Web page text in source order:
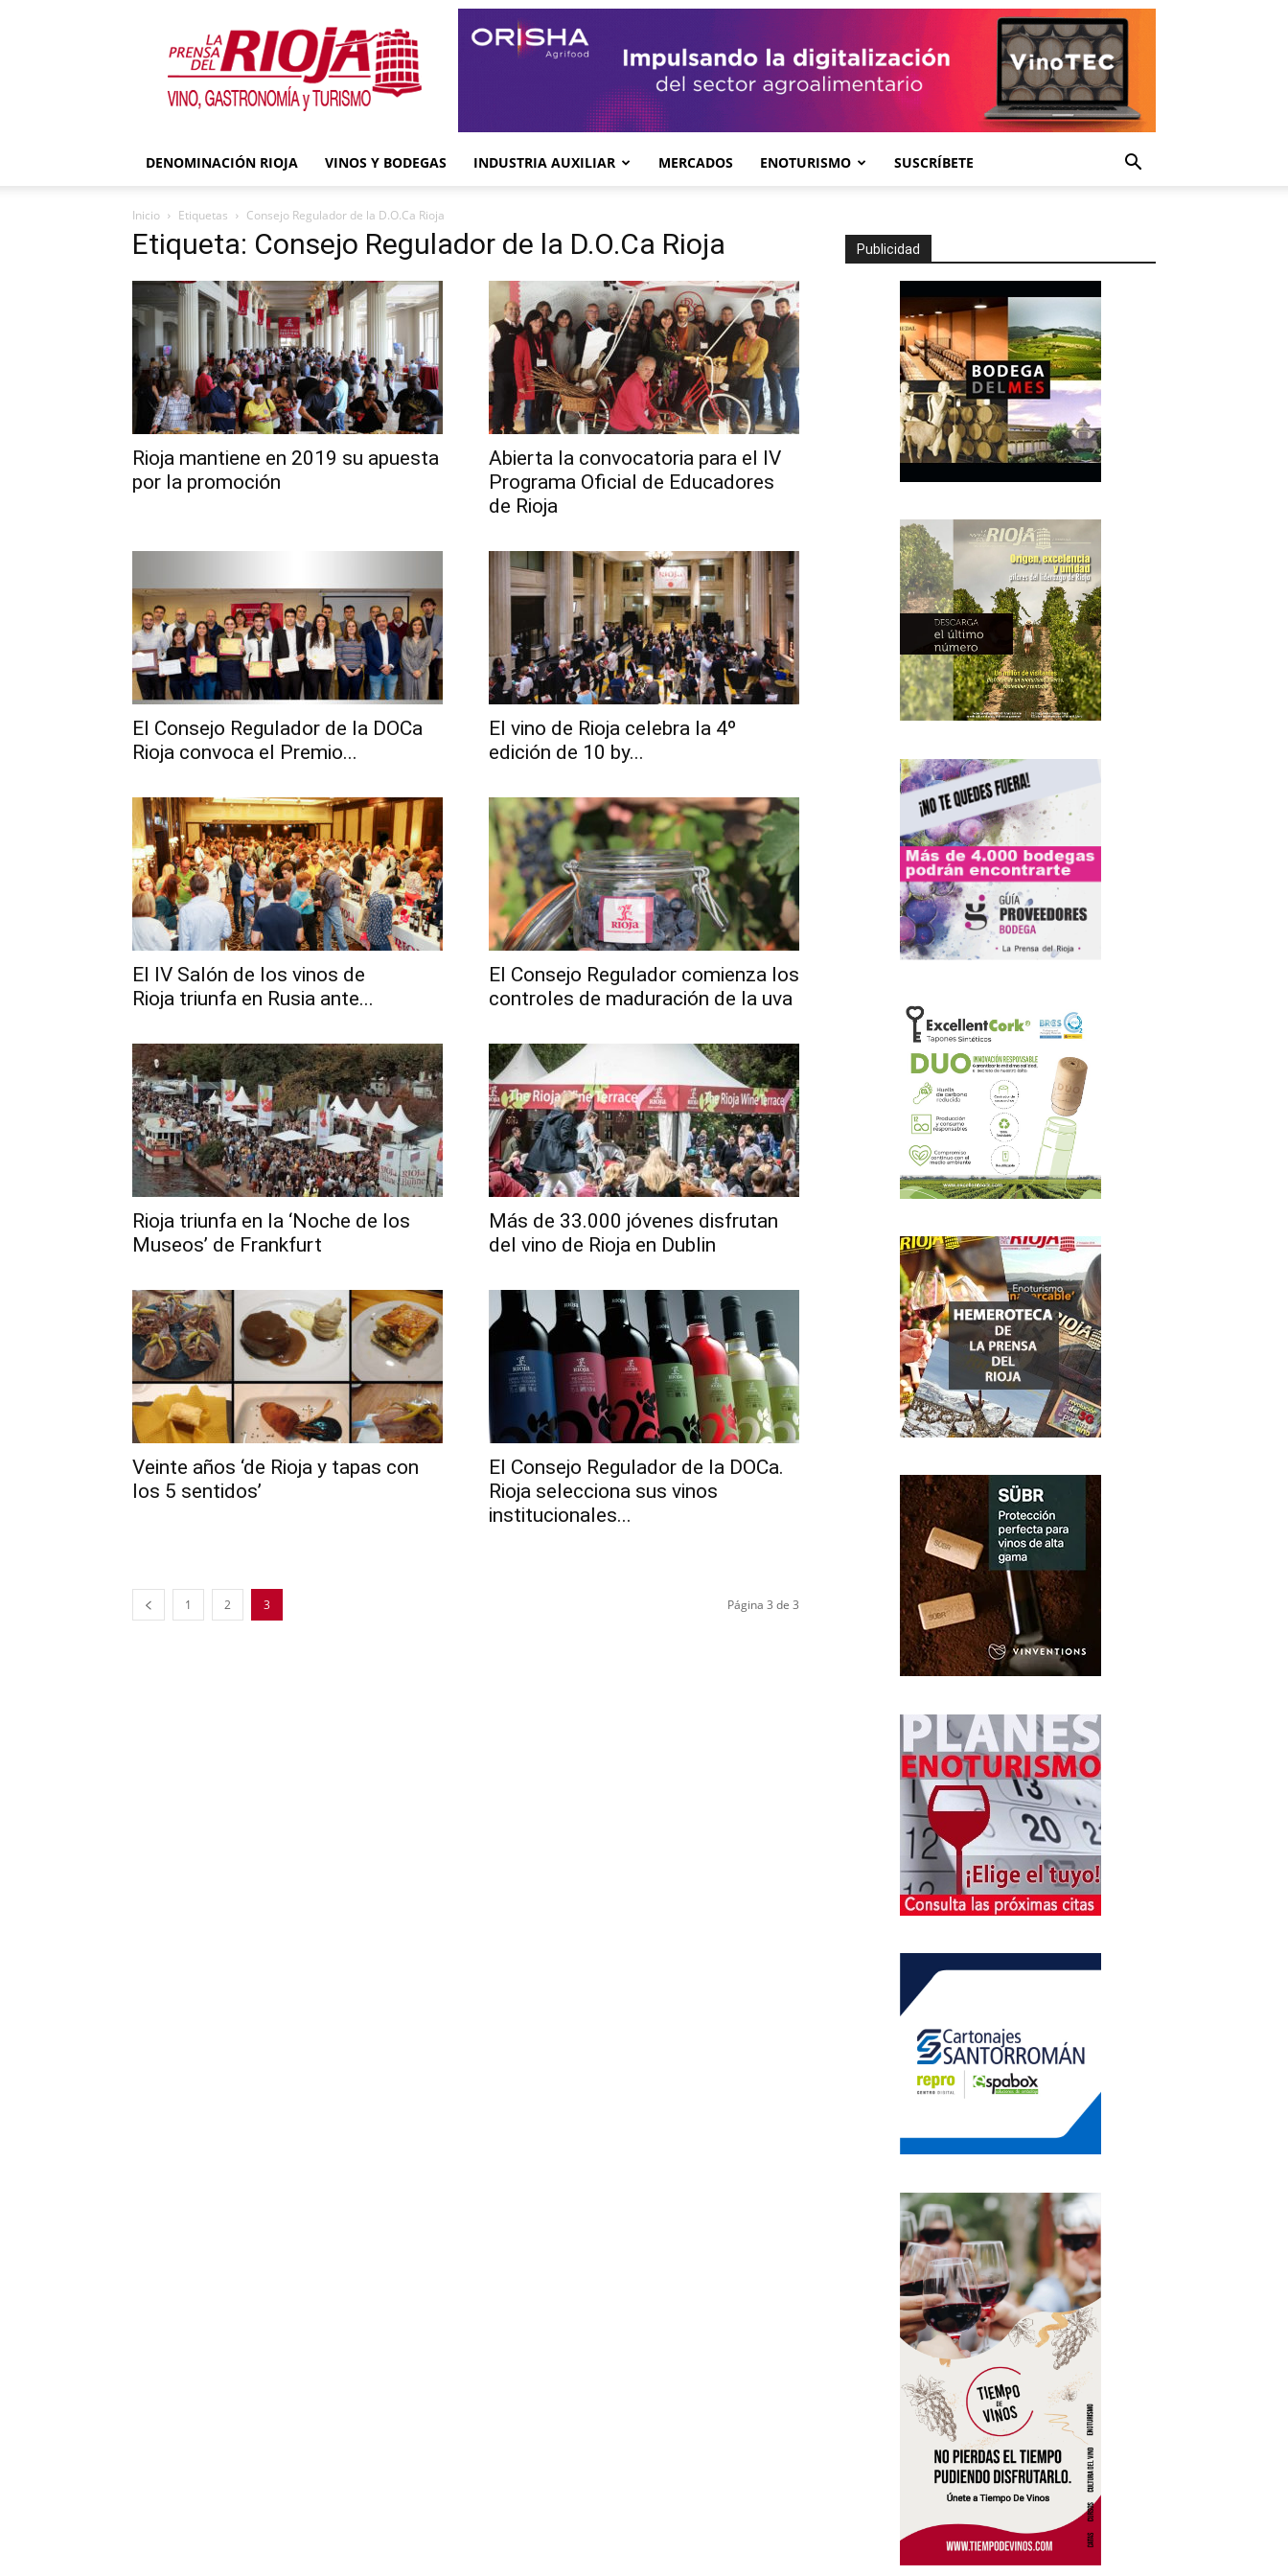
La
Prensa
del
Rioja
DENOMINACIÓN RIOJA VINOS Y BODEGAS INDUSTRIA AUXILIAR MERCADOS ENOTURISMO SUSCRÍBETE
Inicio Etiquetas Consejo Regulador de la D.O.Ca Rioja
Etiqueta: Consejo Regulador de la D.O.Ca Rioja
Rioja mantiene en 2019 su apuesta
por la promoción
Abierta la convocatoria para el IV
Programa Oficial de Educadores
de Rioja
El Consejo Regulador de la DOCa
Rioja convoca el Premio...
El vino de Rioja celebra la 4º
edición de 10 by...
El IV Salón de los vinos de
Rioja triunfa en Rusia ante...
El Consejo Regulador comienza los
controles de maduración de la uva
Rioja triunfa en la ‘Noche de los
Museos’ de Frankfurt
Más de 33.000 jóvenes disfrutan
del vino de Rioja en Dublin
Veinte años ‘de Rioja y tapas con
los 5 sentidos’
El Consejo Regulador de la DOCa.
Rioja selecciona sus vinos
institucionales...
1 2 3 Página 3 de 3
Publicidad